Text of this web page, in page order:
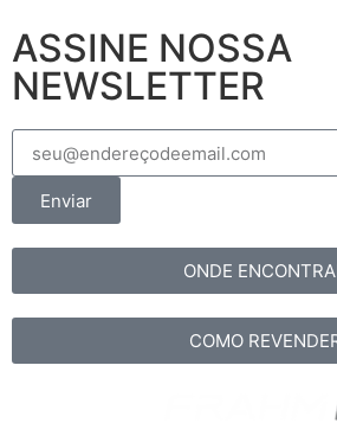
ASSINE NOSSA
NEWSLETTER
Enviar
ONDE
COMO